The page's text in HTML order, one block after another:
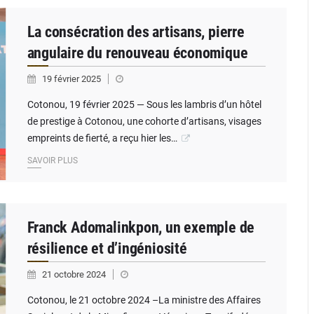
La consécration des artisans, pierre
angulaire du renouveau économique
19 février 2025
Cotonou, 19 février 2025 — Sous les lambris d’un hôtel
de prestige à Cotonou, une cohorte d’artisans, visages
empreints de fierté, a reçu hier les…
SAVOIR PLUS
Franck Adomalinkpon, un exemple de
résilience et d’ingéniosité
21 octobre 2024
Cotonou, le 21 octobre 2024 –La ministre des Affaires